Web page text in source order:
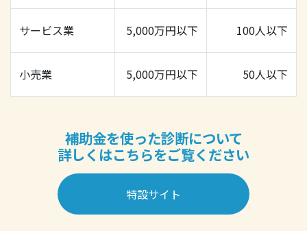
サービス業 5,000万円以下 100人以下
小売業 5,000万円以下 50人以下
補助金を使った診断について
詳しくはこちらをご覧ください
特設サイト